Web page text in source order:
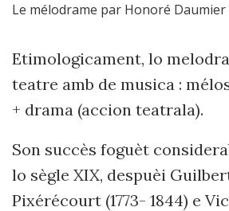
Le mélodrame par Honoré Daumier
Etimologicament, lo
teatre amb de musica :
+ drama (accion teatrala).
Son succès foguèt
lo sègle XIX, despuèi
Pixérécourt (1773- 1844) e